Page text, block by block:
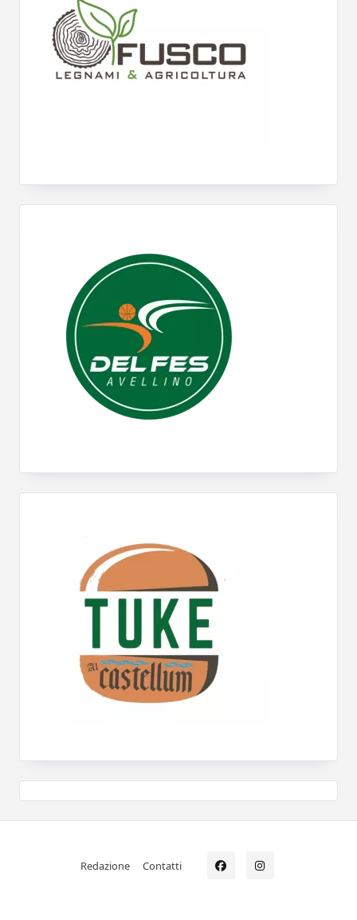
Redazione Contatti